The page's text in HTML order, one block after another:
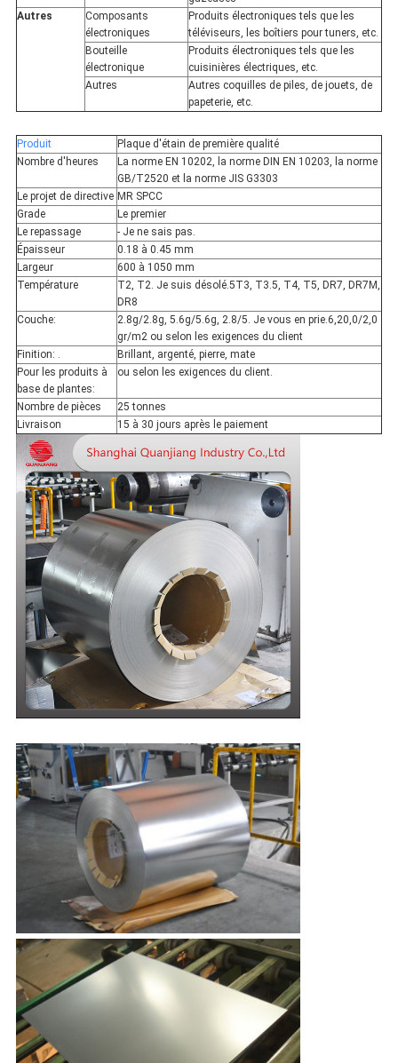
Autres
Composants
électroniques
Produits électroniques tels que les
téléviseurs, les boîtiers pour tuners, etc.
Bouteille
électronique
Produits électroniques tels que les
cuisinières électriques, etc.
Autres
Autres coquilles de piles, de jouets, de
papeterie, etc.
Produit
Plaque d'étain de première qualité
Nombre d'heures
La norme EN 10202, la norme DIN EN 10203, la norme
GB/T2520 et la norme JIS G3303
Le projet de directive MR SPCC
Grade
Le premier
Le repassage
- Je ne sais pas.
Épaisseur
0.18 à 0.45 mm
Largeur
600 à 1050 mm
Température
T2, T2. Je suis désolé.5T3, T3.5, T4, T5, DR7, DR7M,
DR8
Couche:
2.8g/2.8g, 5.6g/5.6g, 2.8/5. Je vous en prie.6,20,0/2,0
gr/m2 ou selon les exigences du client
Finition: .
Brillant, argenté, pierre, mate
Pour les produits à
base de plantes:
ou selon les exigences du client.
Nombre de pièces
25 tonnes
Livraison
15 à 30 jours après le paiement